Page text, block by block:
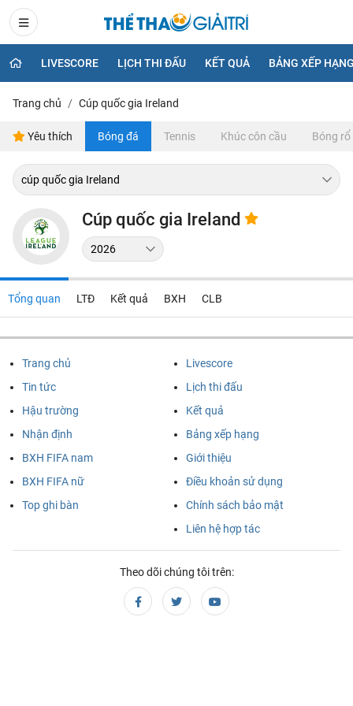
LIVESCORE LỊCH THI ĐẤU KẾT QUẢ BẢNG XẾP
Trang chủ Cúp quốc gia Ireland
Yêu thích Bóng đá Tennis Khúc côn cầu Bóng rổ
Cúp quốc gia Ireland
Tổng quan LTĐ Kết quả BXH CLB
Trang chủ
Tin tức
Hậu trường
Nhận định
Livescore
Lịch thi đấu
Kết quả
Bảng xếp hạng
BXH FIFA nam
BXH FIFA nữ
Top ghi bàn
Giới thiệu
Điều khoản sử dụng
Chính sách bảo mật
Liên hệ hợp tác
Theo dõi chúng tôi trên: